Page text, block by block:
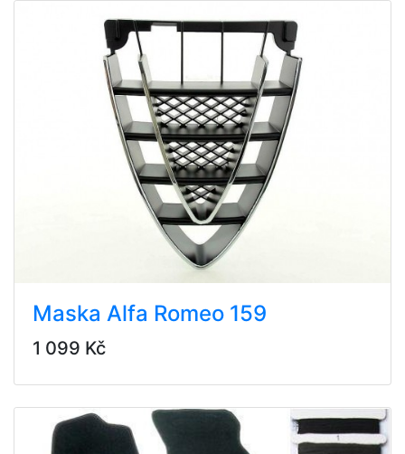
Maska Alfa Romeo 159
1 099 Kč